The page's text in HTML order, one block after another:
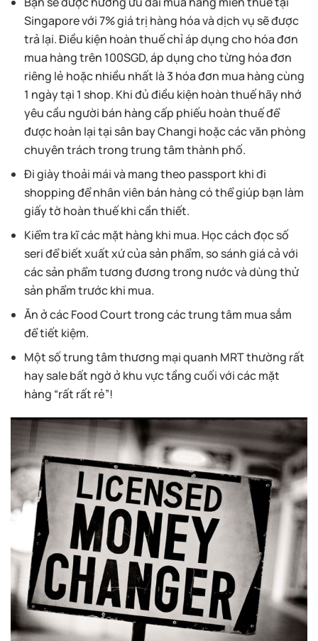
Singapore với 7% giá trị hàng hóa và dịch vụ sẽ được
trả lại. Điều kiện hoàn thuế chỉ áp dụng cho hóa đơn
mua hàng trên 100SGD, áp dụng cho từng hóa đơn
riêng lẻ hoặc nhiều nhất là 3 hóa đơn mua hàng cùng
1 ngày tại 1 shop. Khi đủ điều kiện hoàn thuế hãy nhớ
yêu cầu người bán hàng cấp phiếu hoàn thuế để
được hoàn lại tại sân bay Changi hoặc các văn phòng
chuyên trách trong trung tâm thành phố.
Đi giày thoải mái và mang theo passport khi đi
shopping để nhân viên bán hàng có thể giúp bạn làm
giấy tờ hoàn thuế khi cần thiết.
Kiểm tra kĩ các mặt hàng khi mua. Học cách đọc số
seri để biết xuất xứ của sản phẩm, so sánh giá cả với
các sản phẩm tương đương trong nước và dùng thử
sản phẩm trước khi mua.
Ăn ở các Food Court trong các trung tâm mua sắm
để tiết kiệm.
Một số trung tâm thương mại quanh MRT thường rất
hay sale bất ngờ ở khu vực tầng cuối với các mặt
hàng “rất rất rẻ”!